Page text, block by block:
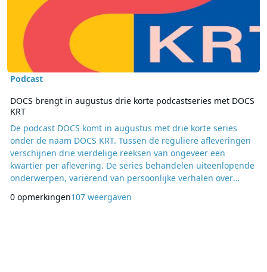
Podcast
DOCS brengt in augustus drie korte podcastseries met DOCS
KRT
De podcast DOCS komt in augustus met drie korte series
onder de naam DOCS KRT. Tussen de reguliere afleveringen
verschijnen drie vierdelige reeksen van ongeveer een
kwartier per aflevering. De series behandelen uiteenlopende
onderwerpen, variërend van persoonlijke verhalen over
eerste serie, Kwijt, is vanaf donderdag 6 augustus dagelijks
0 opmerkingen107 weergaven